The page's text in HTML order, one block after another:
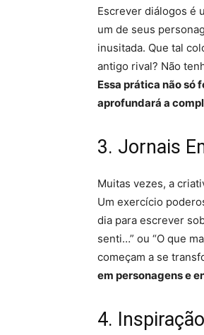
Escrever diálogos é
um de seus
inusitada. Que tal
antigo rival? Não
Essa prática não só
aprofundará a
3. Jornais
Muitas vezes, a
Um exercício
dia para escrever
senti…” ou “O que
começam a se
em personagens e
4.